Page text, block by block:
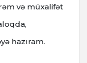
və müxalifət
hazıram.